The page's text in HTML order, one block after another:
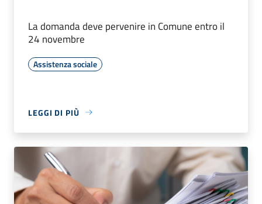
La domanda deve pervenire in Comune entro il
24 novembre
Assistenza sociale
LEGGI DI PIÙ